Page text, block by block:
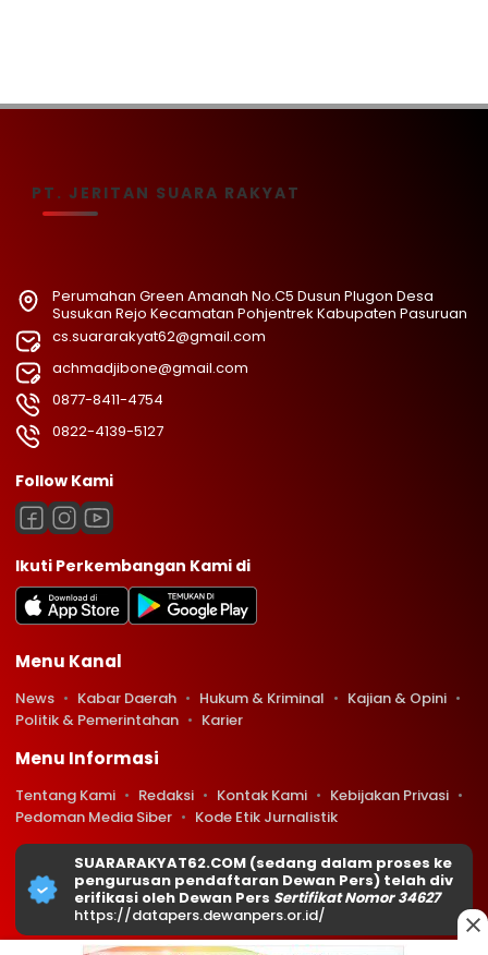
PT. JERITAN SUARA RAKYAT
Perumahan Green Amanah No.C5 Dusun Plugon Desa
Susukan Rejo Kecamatan Pohjentrek Kabupaten Pasuruan
cs.suararakyat62@gmail.com
achmadjibone@gmail.com
0877-8411-4754
0822-4139-5127
Follow Kami
Ikuti Perkembangan Kami di
Menu Kanal
News Kabar Daerah Hukum & Kriminal
Kajian & Opini
Politik & Pemerintahan
Karier
Menu Informasi
Tentang Kami Redaksi Kontak Kami
Kebijakan Privasi
Pedoman Media Siber
Kode Etik Jurnalistik
SUARARAKYAT62.COM (sedang dalam proses ke
pengurusan pendaftaran Dewan Pers) telah div
erifikasi oleh Dewan Pers Sertifikat Nomor 34627
https://datapers.dewanpers.or.id/